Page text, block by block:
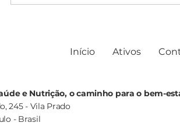
e Nutrição, o caminho para o bem-
245 - Vila Prado
- Brasil
Início Ativos